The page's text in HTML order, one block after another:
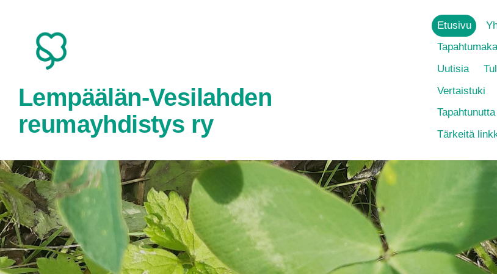
sisältöön
Lempäälän-Vesilahden
reumayhdistys ry
Etusivu
Uutisia
Vertaistuki
Tärkeitä